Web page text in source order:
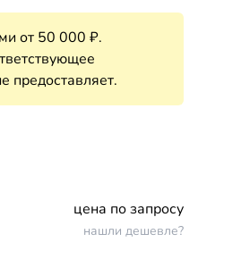
от 50 000 ₽.
предоставляет.
цена по запросу
нашли дешевле?